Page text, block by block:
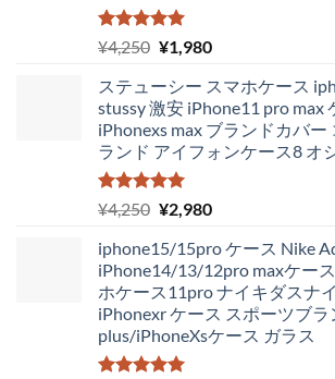
5段階中
5.00
の評価
¥4,250 元
価
格
は
¥4,250
で
し
¥1,980現
の
価
格
は
で
ステューシー スマホケース
stussy 激安 iPhone11 pro max
iPhonexs max ブランドカバー
ランド アイフォンケース8 オ
5段階中
5.00
の評価
¥4,250 元
価
格
は
¥4,250
で
し
¥2,980現
の
価
格
は
¥2,980
iphone15/15pro ケース Nike
iPhone14/13/12pro maxケー
ホケース11pro ナイキダスナ
iPhonexr ケース スポーツブ
plus/iPhoneXsケース ガラス